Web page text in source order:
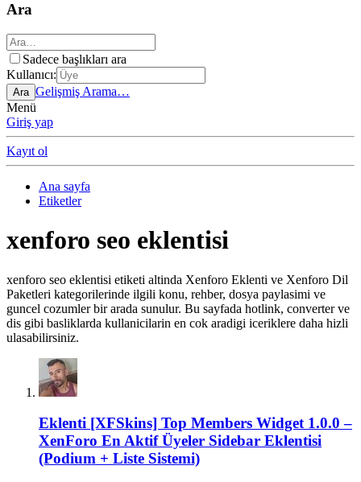
Ara
Sadece başlıkları ara
Kullanıcı:
Ara Gelişmiş Arama…
Menü
Giriş yap
Kayıt ol
Ana sayfa
Etiketler
xenforo seo eklentisi
xenforo seo eklentisi etiketi altinda Xenforo Eklenti ve Xenforo Dil
Paketleri kategorilerinde ilgili konu, rehber, dosya paylasimi ve
guncel cozumler bir arada sunulur. Bu sayfada hotlink, converter ve
dis gibi basliklarda kullanicilarin en cok aradigi iceriklere daha hizli
ulasabilirsiniz.
Eklenti [XFSkins] Top Members Widget 1.0.0 –
XenForo En Aktif Üyeler Sidebar Eklentisi
(Podium + Liste Sistemi)